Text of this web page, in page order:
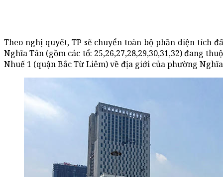
Theo nghị quyết, TP sẽ chuyển toàn bộ phần diện tích
Nghĩa Tân (gồm các tổ: 25,26,27,28,29,30,31,32) đang
Nhuế 1 (quận Bắc Từ Liêm) về địa giới của phường